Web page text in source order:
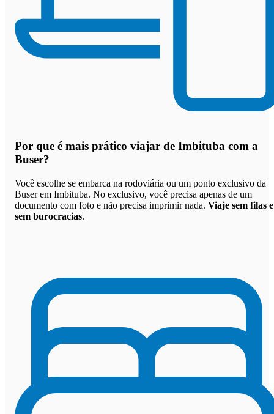
Por que é mais prático viajar de Imbituba com a
Buser?
Você escolhe se embarca na rodoviária ou um ponto exclusivo da
Buser em Imbituba. No exclusivo, você precisa apenas de um
documento com foto e não precisa imprimir nada. Viaje sem filas e
sem burocracias.